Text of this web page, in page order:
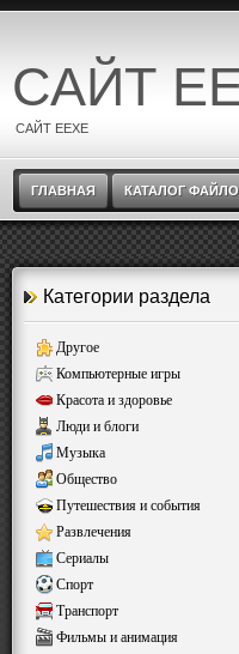
САЙТ
САЙТ EEXE
ГЛАВНАЯ КАТАЛОГ
Категории раздела
Другое
Компьютерные игры
Красота и здоровье
Люди и блоги
Музыка
Общество
Путешествия и события
Развлечения
Сериалы
Спорт
Транспорт
Фильмы и анимация